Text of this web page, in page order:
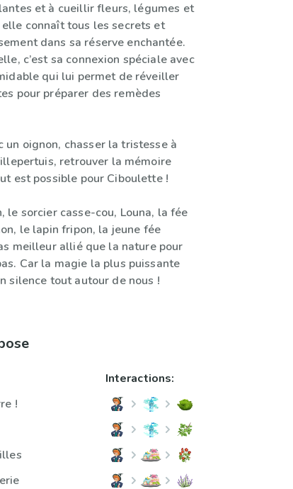
et à cueillir fleurs, légumes et
connaît tous les secrets et
dans sa réserve enchantée.
c’est sa connexion spéciale avec
qui lui permet de réveiller
pour préparer des remèdes
un oignon, chasser la tristesse à
retrouver la mémoire
est possible pour Ciboulette !
le sorcier casse-cou, Louna, la fée
le lapin fripon, la jeune fée
meilleur allié que la nature pour
Car la magie la plus puissante
silence tout autour de nous !
!
Interactions: